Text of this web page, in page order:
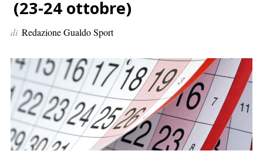
e
r
(23-24 ottobre)
di Redazione Gualdo Sport